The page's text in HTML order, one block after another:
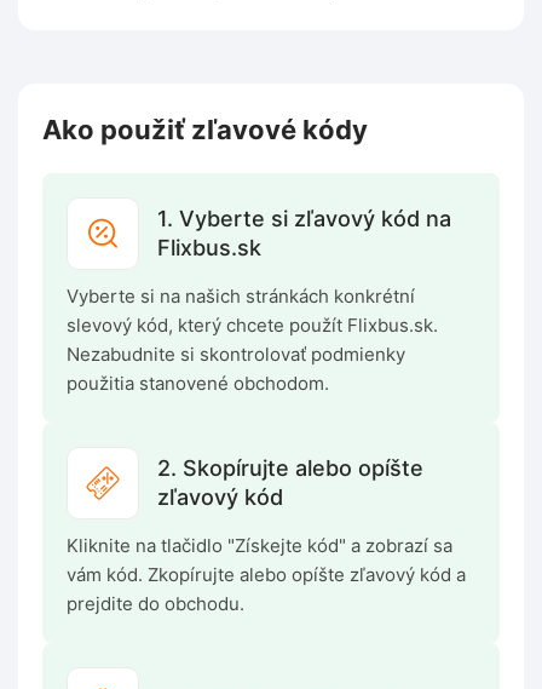
Ako použiť zľavové kódy
1. Vyberte si zľavový kód na
Flixbus.sk
Vyberte si na našich stránkách konkrétní
slevový kód, který chcete použít Flixbus.sk.
Nezabudnite si skontrolovať podmienky
použitia stanovené obchodom.
2. Skopírujte alebo opíšte
zľavový kód
Kliknite na tlačidlo "Získejte kód" a zobrazí sa
vám kód. Zkopírujte alebo opíšte zľavový kód a
prejdite do obchodu.